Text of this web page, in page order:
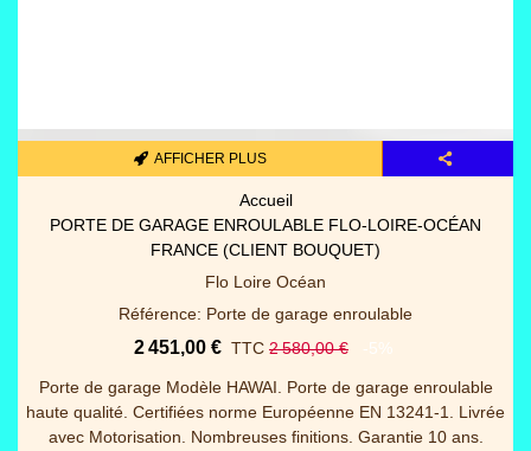
AFFICHER PLUS
Pièces détachées portes/gara
PANNEAUX PORTES GARAGE SECTIONNELLES (3000 MM X
2000 MM)
Spot fermetures
Référence: Panneaux portes garage sectionnelles
936,00 € TTC 1 040,00 € -10%
Lot de 4 panneaux WOODGRAIN 40mm RAINURE pour
remplacement complet du tablier + joint bas Disponible en 2
dimensions et 2 coloris blanc / gris 7016 (Veuillez à la